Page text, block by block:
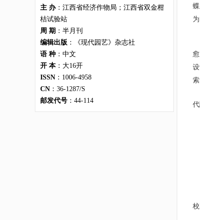
主 办：江西省经济作物局；江西省双金柑
桔试验站
周 期 ：半月刊
编辑出版 ：《现代园艺》杂志社
语 种 ：中文
开 本：大16开
ISSN ：1006-4958
CN ：36-1287/S
邮发代号 ：44-114
为
索